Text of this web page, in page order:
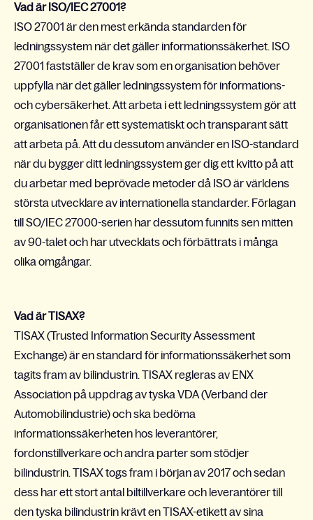
Vad är ISO/IEC 27001?
ISO 27001 är den mest erkända standarden för
ledningssystem när det gäller informationssäkerhet. ISO
27001 fastställer de krav som en organisation behöver
uppfylla när det gäller ledningssystem för informations-
och cybersäkerhet. Att arbeta i ett ledningssystem gör att
organisationen får ett systematiskt och transparant sätt
att arbeta på. Att du dessutom använder en ISO-standard
när du bygger ditt ledningssystem ger dig ett kvitto på att
du arbetar med beprövade metoder då ISO är världens
största utvecklare av internationella standarder. Förlagan
till SO/IEC 27000-serien har dessutom funnits sen mitten
av 90-talet och har utvecklats och förbättrats i många
olika omgångar.
Vad är TISAX?
TISAX (Trusted Information Security Assessment
Exchange) är en standard för informationssäkerhet som
tagits fram av bilindustrin. TISAX regleras av ENX
Association på uppdrag av tyska VDA (Verband der
Automobilindustrie) och ska bedöma
informationssäkerheten hos leverantörer,
fordonstillverkare och andra parter som stödjer
bilindustrin. TISAX togs fram i början av 2017 och sedan
dess har ett stort antal biltillverkare och leverantörer till
den tyska bilindustrin krävt en TISAX-etikett av sina